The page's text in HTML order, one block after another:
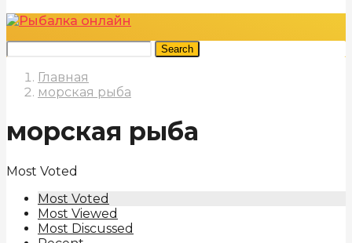
Search
Главная
морская рыба
морская рыба
Most Voted
Most Voted
Most Viewed
Most Discussed